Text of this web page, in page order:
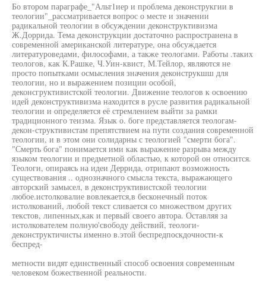
Бо втором параграфе_"Альт1иер и проблема деконструкгии в
теологии"_рассматривается вопрос о месте и значении
радикальной теологии в обсуждении деконструктивизма
Ж.Доррида. Тема деконструкции достаточно распространена в
современной американской литературе, она обсуждается
литературоведами, философами, а также теологами. Работы .таких
теологов, как К.Рашке, Ч.Уин-квист, М.Тейлор, являются не
просто попытками осмысления значения деконструкшш для
теологии, но и выражением позиции особой,
деконсгруктивистской теологии. Движение теологов к освоению
идей деконструктивизма находится в русле развития радикальной
теологии и определяется её стремлением выйти за рамки
традиционного теизма. Язык о. боге представляется теологам-
декон-структивистам препятствием на пути создания современной
теологии, и в этом они солидарны с теологией "смерти бога".
"Смерть бога" понимается ими как выражение разрыва между
языком теологии и предметной областью, к которой он относится.
Теологи, опираясь на идеи Деррида, отрипают возможность
существования .. однозначного смысла текста, выражающего
авторский замысел, в деконструктивистской теологии
любое.истолковалие вовлекается,в бесконечный поток
истолкований, любой текст сливается со множеством других
текстов, липенных,как и первый своего автора. Оставляя за
истолкователем полную'свободу действий, теологи-
деконструктичисты именно в.этой беспредпоскдочности-к
беспред-
метности видят единственный способ освоения современным
человеком божественной реальности.